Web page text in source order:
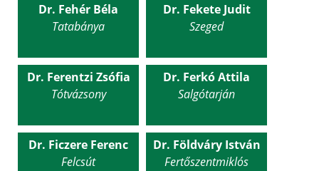
Dr. Fehér Béla
Tatabánya
Dr. Fekete Judit
Szeged
Dr. Ferentzi Zsófia
Tótvázsony
Dr. Ferkó Attila
Salgótarján
Dr. Ficzere Ferenc
Felcsút
Dr. Földváry István
Fertőszentmiklós